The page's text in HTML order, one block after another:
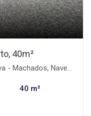
40m²
Navegantes-SC
40 m²